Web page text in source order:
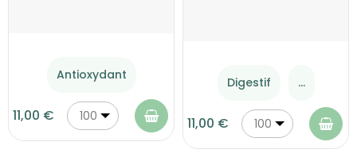
Antioxydant
11,00 €
100
g
Digestif ...
11,00 €
100
g